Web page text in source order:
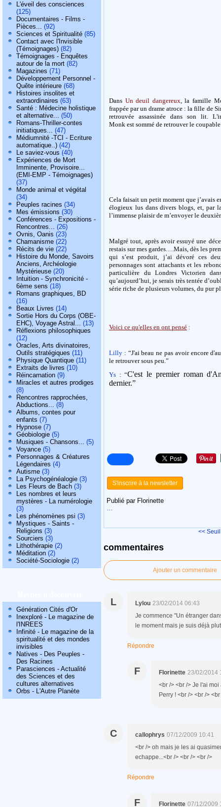
L'éveil des consciences
(125)
Documentaires - Films -
Pièces... (92)
Sciences et Spiritualité (85)
Contact avec l'Invisible
(Témoignages) (82)
Témoignages - Enquêtes
autour de la mort (82)
Magazines (71)
Développement Personnel -
Quête intérieure (68)
Histoires insolites et
extraordinaires (63)
Santé : Médecine holistique
et alternative... (50)
Romans-Thriller-contes
initiatiques... (47)
Médiumnité -TCI - Ecriture
automatique..) (42)
Le saviez-vous (40)
Expériences de Mort
Imminente, Provisoire...
(EMI-EMP - Témoignages)
(37)
Monde animal et végétal
(34)
Peuples racines (34)
Mes émissions (30)
Conférences - Expositions -
Rencontres... (26)
Ovnis, Oanis (23)
Chamanisme (22)
Récits de vie (22)
Histoire du Monde, Savoirs
Anciens, Archéologie
Mystérieuse (20)
Intuition - Synchronicité -
6ème sens (18)
Romans graphiques, BD
(16)
Beaux Livres (14)
Sortie Hors du Corps (OBE-
EHC), Voyage Astral... (13)
Réflexions philosophiques
(12)
Oracles, Arts divinatoires,
Outils stratégiques (11)
Physique Quantique (11)
Extraits de livres (10)
Réincarnation (9)
Miracles et autres prodiges
(8)
Rencontres rapprochées,
Abductions... (8)
Albums, contes pour
enfants (7)
Hypnose (7)
Géobiologie (5)
Musiques - Chansons... (5)
Voyance (5)
Personnages & Créatures
Légendaires (4)
Autisme (3)
La Psychogénéalogie (3)
Les Fleurs de Bach (3)
Les nombres et leurs
mystères - La numérologie
(3)
Les phénomènes psi (3)
Mystiques - Saints -
Religions (3)
Sourciers (3)
Lithothérapie (2)
Méditation (2)
Société-Sociologie (2)
Génération Cités d'Or
Inexploré - Le magazine de
l'INREES
Infinité - Le magazine de la
spiritualité et des mondes
invisibles
Natives - Des Peuples -
Des Racines
Parasciences - Actualité
des Sciences et des
cultures alternatives
Orbs - L'Autre Planète
Dans Un deuil dangereux, la famille
frappée par un drame atroce : la fille de
retrouvée assassinée dans son lit.
Monk est sommé de retrouver le
Cela faisait un petit moment que j’avais
élogieux lus dans divers blogs, et, par
l’immense plaisir de m’envoyer le
Malgré tout, après avoir essuyé une
restais sur mes gardes….Mais, dès les
qui s’est produit, j’ai dévoré ces
personnages sont attachants et les
particulière du Londres Victorien
qu’aujourd’hui, je serais très tentée
série riche de plusieurs volumes, du pur
Voici ce qu'elles en ont pensé :
Lilly : “J'ai beau ne pas avoir encore
le retrouver sous peu.”
Ys : “C'est le premier roman
dernier.”
S'inscrire à la newsletter
Publié par Florinette
…
<< Seuil
commentaires
Ajouter un commentaire
L Lylou 23/02/2014 06:43
Je commence "Un étranger
le moment mais je suis déjà
Répondre
F Florinette 23/02/2014
<br /> <br /> Je l'ai
Perry ! <br /> <br />
C callophrys 07/12/2009 10:41
<br /> oh mais je les ai
echappe...<br /> <br /> <br />
Répondre
F Florinette 07/12/2009